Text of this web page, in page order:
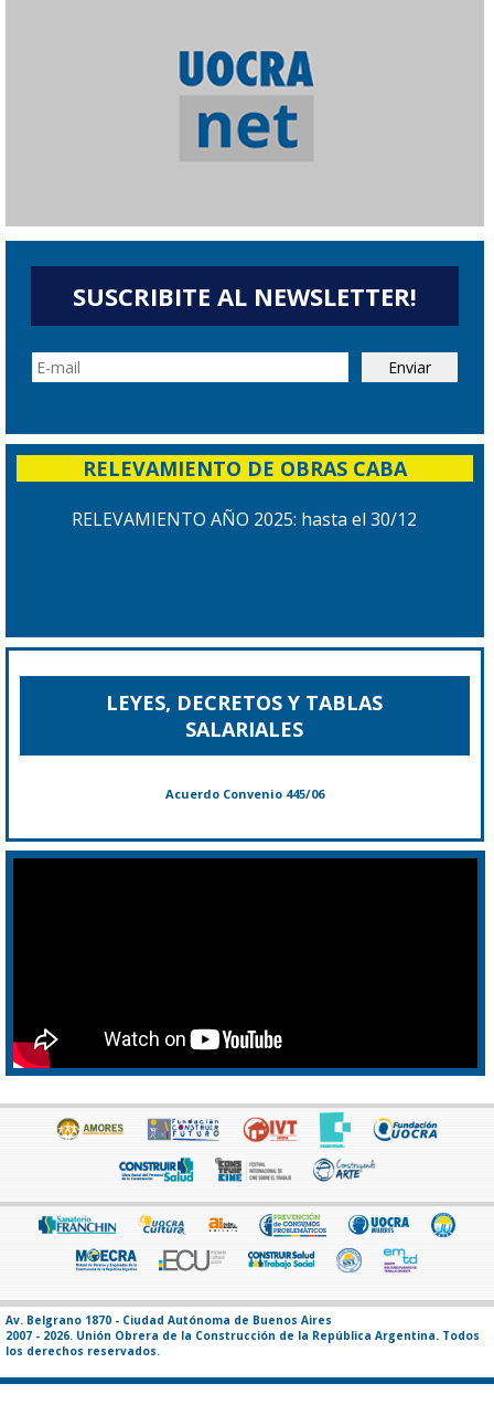
SUSCRIBITE AL NEWSLETTER!
RELEVAMIENTO DE OBRAS CABA
RELEVAMIENTO AÑO 2025: hasta el 30/12
LEYES, DECRETOS Y TABLAS
SALARIALES
Acuerdo Convenio 445/06
Av. Belgrano 1870 - Ciudad Autónoma de Buenos Aires
2007 - 2026. Unión Obrera de la Construcción de la República Argentina. Todos
los derechos reservados.